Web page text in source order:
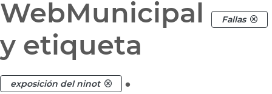
WebMunicipal
Fallas
y etiqueta
exposición del ninot .